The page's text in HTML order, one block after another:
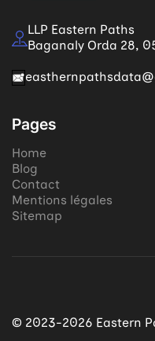
LLP Eastern Paths
Baganaly Orda 28,
Pages
Home
Blog
Contact
Mentions légales
Sitemap
© 2023-2026 Eastern